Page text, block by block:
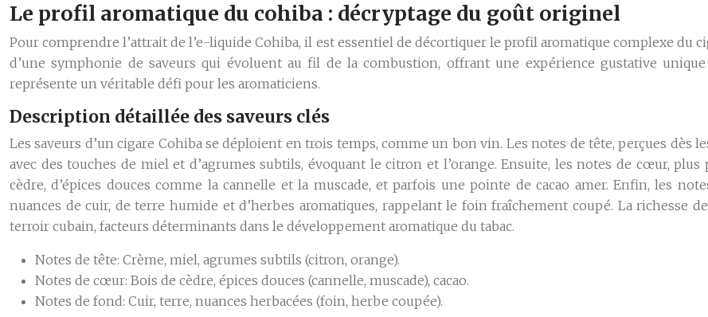
Le profil aromatique du cohiba : décryptage du goût originel
Pour comprendre l’attrait de l’e-liquide Cohiba, il est essentiel de décortiquer le profil aromatique complexe du
d’une symphonie de saveurs qui évoluent au fil de la combustion, offrant une expérience gustative
représente un véritable défi pour les aromaticiens.
Description détaillée des saveurs clés
Les saveurs d’un cigare Cohiba se déploient en trois temps, comme un bon vin. Les notes de tête, perçues dès
avec des touches de miel et d’agrumes subtils, évoquant le citron et l’orange. Ensuite, les notes de cœur,
cèdre, d’épices douces comme la cannelle et la muscade, et parfois une pointe de cacao amer. Enfin, les
nuances de cuir, de terre humide et d’herbes aromatiques, rappelant le foin fraîchement coupé. La richesse
terroir cubain, facteurs déterminants dans le développement aromatique du tabac.
Notes de tête: Crème, miel, agrumes subtils (citron, orange).
Notes de cœur: Bois de cèdre, épices douces (cannelle, muscade), cacao.
Notes de fond: Cuir, terre, nuances herbacées (foin, herbe coupée).